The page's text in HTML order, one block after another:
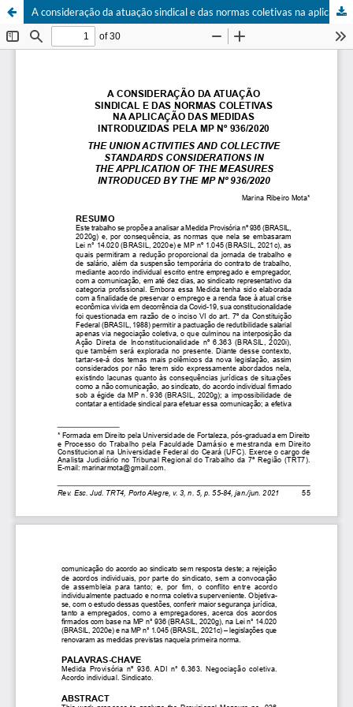
A consideração da atuação sindical e das normas coletivas na aplicação das medidas introduzidas pela MP nº 936/2020